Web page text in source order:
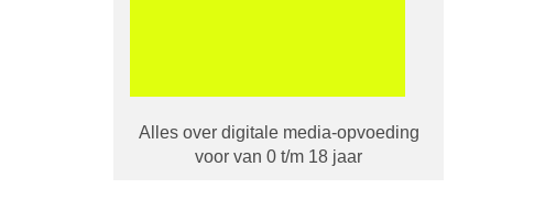
Alles over digitale media-opvoeding
voor van 0 t/m 18 jaar